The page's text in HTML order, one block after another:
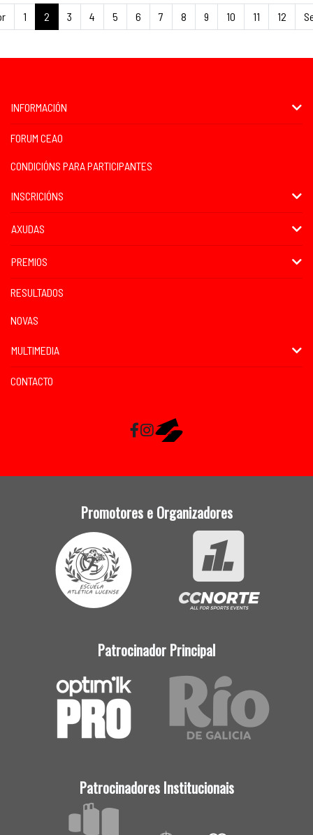
1 2 3 4 5 6 7 8 9 10 11 12
INFORMACIÓN
FORUM CEAO
CONDICIÓNS PARA PARTICIPANTES
INSCRICIÓNS
AXUDAS
PREMIOS
RESULTADOS
NOVAS
MULTIMEDIA
CONTACTO
Facebook
InstagramRaceMapp
Promotores e Organizadores
Patrocinador Principal
Patrocinadores Institucionais